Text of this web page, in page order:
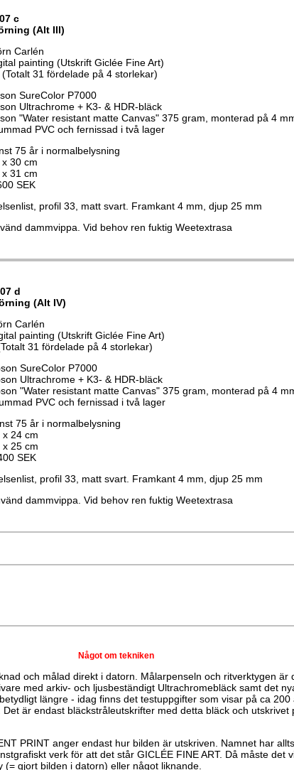
c
(Alt III)
Carlén
painting (Utskrift Giclée Fine Art)
(Totalt 31 fördelade på 4 storlekar)
SureColor P7000
Ultrachrome + K3- & HDR-bläck
"Water resistant matte Canvas" 375 gram, monterad på 4
PVC och fernissad i två lager
75 år i normalbelysning
x 30 cm
x 31 cm
SEK
profil 33, matt svart. Framkant 4 mm, djup 25 mm
dammvippa. Vid behov ren fuktig Weetextrasa
d
(Alt IV)
Carlén
painting (Utskrift Giclée Fine Art)
31 fördelade på 4 storlekar)
SureColor P7000
Ultrachrome + K3- & HDR-bläck
"Water resistant matte Canvas" 375 gram, monterad på 4
PVC och fernissad i två lager
75 år i normalbelysning
x 24 cm
x 25 cm
SEK
profil 33, matt svart. Framkant 4 mm, djup 25 mm
dammvippa. Vid behov ren fuktig Weetextrasa
Något om tekniken
och målad direkt i datorn. Målarpenseln och ritverktygen är
med arkiv- och ljusbeständigt Ultrachromebläck samt det
längre - idag finns det testuppgifter som visar på ca
är endast bläckstråleutskrifter med detta bläck och
PRINT anger endast hur bilden är utskriven. Namnet har
verk för att det står GICLÉE FINE ART. Då måste det
gjort bilden i datorn) eller något liknande.